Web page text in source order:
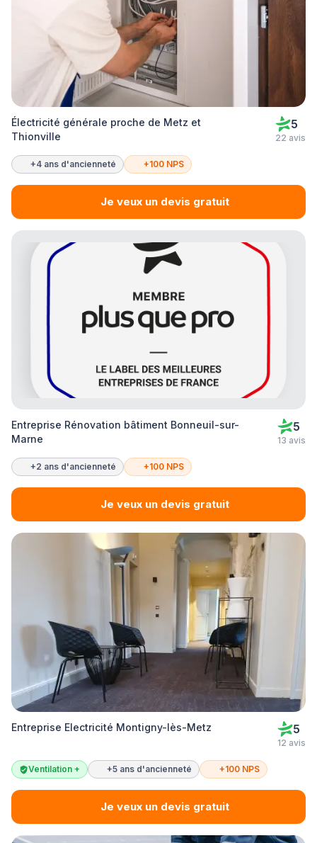
Électricité générale proche de Metz et
Thionville
5
22 avis
+4 ans d'ancienneté +100 NPS
Je veux un devis gratuit
Entreprise Rénovation bâtiment Bonneuil-sur-
Marne
5
13 avis
+2 ans d'ancienneté +100 NPS
Je veux un devis gratuit
Entreprise Electricité Montigny-lès-Metz 5
12 avis
Ventilation + +5 ans d'ancienneté +100 NPS
Je veux un devis gratuit